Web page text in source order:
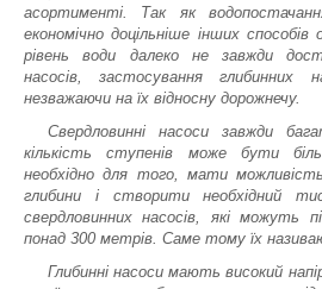
асортименті. Так як
економічно доцільніше інших способів
рівень води далеко не завжди
насосів, застосування глибинних
незважаючи на їх відносну дорожнечу.
Свердловинні насоси завжди
кількість ступенів може бути
необхідно для того, мати
глибини і створити необхідний
свердловинних насосів, які можуть
понад 300 метрів. Саме тому їх
Глибинні насоси мають високий